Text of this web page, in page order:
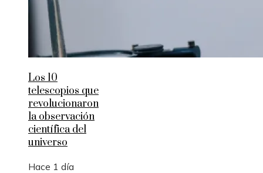
Los 10
telescopios que
revolucionaron
la observación
científica del
universo
Hace 1 día